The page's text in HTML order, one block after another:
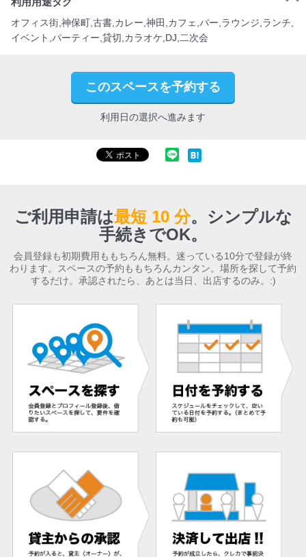
オフィス街,神保町,古書,カレー,神田,カフェ,バー,ラウンジ,ランチ,
イベント,パーティー,貸切,カラオケ,DJ,二次会
このスペースを予約する
利用日の選択へ進みます
ご利用申請は最短 10 分。 シンプルな
手続きでOK。
会員登録も初期費用ももちろん無料。迷っている10分で登録が終
わります。スペースの予約ももちろんカンタン。場所を探して予約
するだけ。承認されたら、あとは当日、出店するのみ。:)